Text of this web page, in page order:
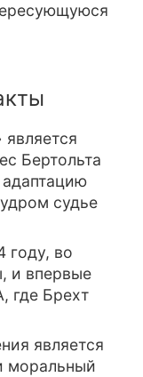
является
Бертольта
судье
году, во
и впервые
где Брехт
является
моральный